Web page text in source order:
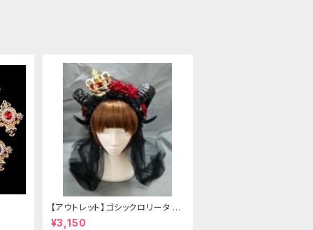
【アウトレット】ゴシックロリータ ゴ
ールドクラウン＆ホーン(ヴェール
¥3,150